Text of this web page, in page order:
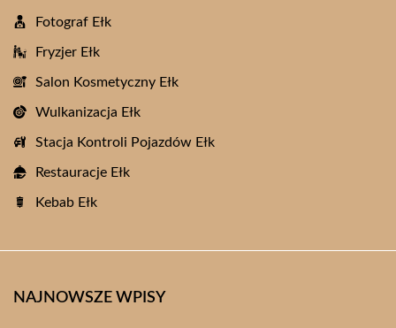
Fotograf Ełk
Fryzjer Ełk
Salon Kosmetyczny Ełk
Wulkanizacja Ełk
Stacja Kontroli Pojazdów Ełk
Restauracje Ełk
Kebab Ełk
NAJNOWSZE WPISY